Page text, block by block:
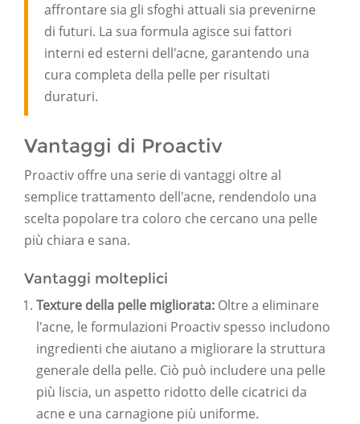
affrontare sia gli sfoghi attuali sia prevenirne
di futuri. La sua formula agisce sui fattori
interni ed esterni dell'acne, garantendo una
cura completa della pelle per risultati
duraturi.
Vantaggi di Proactiv
Proactiv offre una serie di vantaggi oltre al
semplice trattamento dell'acne, rendendolo una
scelta popolare tra coloro che cercano una pelle
più chiara e sana.
Vantaggi molteplici
Texture della pelle migliorata: Oltre a eliminare
l'acne, le formulazioni Proactiv spesso includono
ingredienti che aiutano a migliorare la struttura
generale della pelle. Ciò può includere una pelle
più liscia, un aspetto ridotto delle cicatrici da
acne e una carnagione più uniforme.